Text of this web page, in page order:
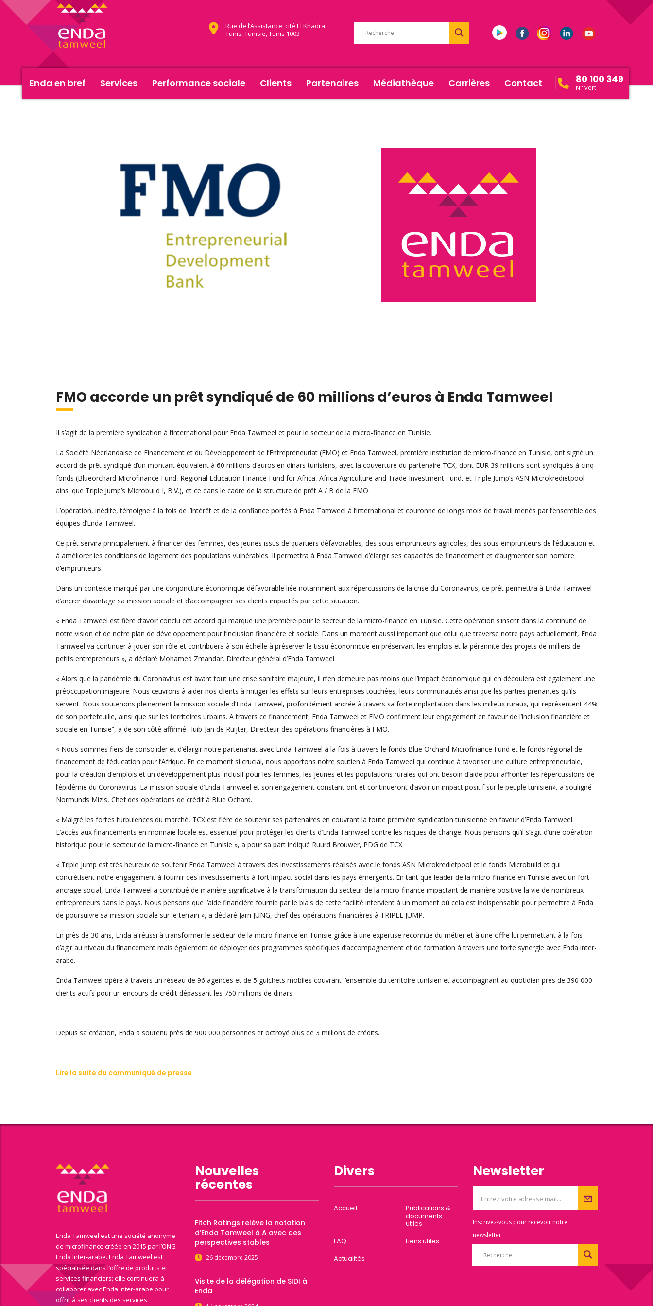
Rue de l’Assistance, cité El Khadra,
Tunis. Tunisie, Tunis 1003
Enda en bref Services Performance sociale Clients Partenaires Médiathèque Carrières Contact 80 100 349
N° vert
FMO accorde un prêt syndiqué de 60 millions d’euros à Enda Tamweel
Il s’agit de la première syndication à l’international pour Enda Tawmeel et pour le secteur de la micro-finance en Tunisie.
La Société Néerlandaise de Financement et du Développement de l’Entrepreneuriat (FMO) et Enda Tamweel, première institution de micro-finance en Tunisie, ont signé un
accord de prêt syndiqué d’un montant équivalent à 60 millions d’euros en dinars tunisiens, avec la couverture du partenaire TCX, dont EUR 39 millions sont syndiqués à cinq
fonds (Blueorchard Microfinance Fund, Regional Education Finance Fund for Africa, Africa Agriculture and Trade Investment Fund, et Triple Jump’s ASN Microkredietpool
ainsi que Triple Jump’s Microbuild I, B.V.), et ce dans le cadre de la structure de prêt A / B de la FMO.
L’opération, inédite, témoigne à la fois de l’intérêt et de la confiance portés à Enda Tamweel à l’international et couronne de longs mois de travail menés par l’ensemble des
équipes d’Enda Tamweel.
Ce prêt servira principalement à financer des femmes, des jeunes issus de quartiers défavorables, des sous-emprunteurs agricoles, des sous-emprunteurs de l’éducation et
à améliorer les conditions de logement des populations vulnérables. Il permettra à Enda Tamweel d’élargir ses capacités de financement et d’augmenter son nombre
d’emprunteurs.
Dans un contexte marqué par une conjoncture économique défavorable liée notamment aux répercussions de la crise du Coronavirus, ce prêt permettra à Enda Tamweel
d’ancrer davantage sa mission sociale et d’accompagner ses clients impactés par cette situation.
« Enda Tamweel est fière d’avoir conclu cet accord qui marque une première pour le secteur de la micro-finance en Tunisie. Cette opération s’inscrit dans la continuité de
notre vision et de notre plan de développement pour l’inclusion financière et sociale. Dans un moment aussi important que celui que traverse notre pays actuellement, Enda
Tamweel va continuer à jouer son rôle et contribuera à son échelle à préserver le tissu économique en préservant les emplois et la pérennité des projets de milliers de
petits entrepreneurs », a déclaré Mohamed Zmandar, Directeur général d’Enda Tamweel.
« Alors que la pandémie du Coronavirus est avant tout une crise sanitaire majeure, il n’en demeure pas moins que l’impact économique qui en découlera est également une
préoccupation majeure. Nous œuvrons à aider nos clients à mitiger les effets sur leurs entreprises touchées, leurs communautés ainsi que les parties prenantes qu’ils
servent. Nous soutenons pleinement la mission sociale d’Enda Tamweel, profondément ancrée à travers sa forte implantation dans les milieux ruraux, qui représentent 44%
de son portefeuille, ainsi que sur les territoires urbains. A travers ce financement, Enda Tamweel et FMO confirment leur engagement en faveur de l’inclusion financière et
sociale en Tunisie”, a de son côté affirmé Huib-Jan de Ruijter, Directeur des opérations financières à FMO.
« Nous sommes fiers de consolider et d’élargir notre partenariat avec Enda Tamweel à la fois à travers le fonds Blue Orchard Microfinance Fund et le fonds régional de
financement de l’éducation pour l’Afrique. En ce moment si crucial, nous apportons notre soutien à Enda Tamweel qui continue à favoriser une culture entrepreneuriale,
pour la création d’emplois et un développement plus inclusif pour les femmes, les jeunes et les populations rurales qui ont besoin d’aide pour affronter les répercussions de
l’épidémie du Coronavirus. La mission sociale d’Enda Tamweel et son engagement constant ont et continueront d’avoir un impact positif sur le peuple tunisien», a souligné
Normunds Mizis, Chef des opérations de crédit à Blue Ochard.
« Malgré les fortes turbulences du marché, TCX est fière de soutenir ses partenaires en couvrant la toute première syndication tunisienne en faveur d’Enda Tamweel.
L’accès aux financements en monnaie locale est essentiel pour protéger les clients d’Enda Tamweel contre les risques de change. Nous pensons qu’il s’agit d’une opération
historique pour le secteur de la micro-finance en Tunisie », a pour sa part indiqué Ruurd Brouwer, PDG de TCX.
« Triple Jump est très heureux de soutenir Enda Tamweel à travers des investissements réalisés avec le fonds ASN Microkredietpool et le fonds Microbuild et qui
concrétisent notre engagement à fournir des investissements à fort impact social dans les pays émergents. En tant que leader de la micro-finance en Tunisie avec un fort
ancrage social, Enda Tamweel a contribué de manière significative à la transformation du secteur de la micro-finance impactant de manière positive la vie de nombreux
entrepreneurs dans le pays. Nous pensons que l’aide financière fournie par le biais de cette facilité intervient à un moment où cela est indispensable pour permettre à Enda
de poursuivre sa mission sociale sur le terrain », a déclaré Jarri JUNG, chef des opérations financières à TRIPLE JUMP.
En près de 30 ans, Enda a réussi à transformer le secteur de la micro-finance en Tunisie grâce à une expertise reconnue du métier et à une offre lui permettant à la fois
d’agir au niveau du financement mais également de déployer des programmes spécifiques d’accompagnement et de formation à travers une forte synergie avec Enda inter-
arabe.
Enda Tamweel opère à travers un réseau de 96 agences et de 5 guichets mobiles couvrant l’ensemble du territoire tunisien et accompagnant au quotidien près de 390 000
clients actifs pour un encours de crédit dépassant les 750 millions de dinars.
Depuis sa création, Enda a soutenu près de 900 000 personnes et octroyé plus de 3 millions de crédits.
Lire la suite du communiqué de presse
Enda Tamweel est une société anonyme
de microfinance créée en 2015 par l’ONG
Enda Inter-arabe. Enda Tamweel est
spécialisée dans l’offre de produits et
services financiers; elle continuera à
collaborer avec Enda inter-arabe pour
offrir à ses clients des services
Nouvelles
récentes
Fitch Ratings relève la notation
d’Enda Tamweel à A avec des
perspectives stables
26 décembre 2025
Visite de la délégation de SIDI à
Enda
Divers
Accueil
Publications &
documents
utiles
FAQ
Liens utiles
Actualités
Newsletter
Inscrivez-vous pour recevoir notre
newsletter